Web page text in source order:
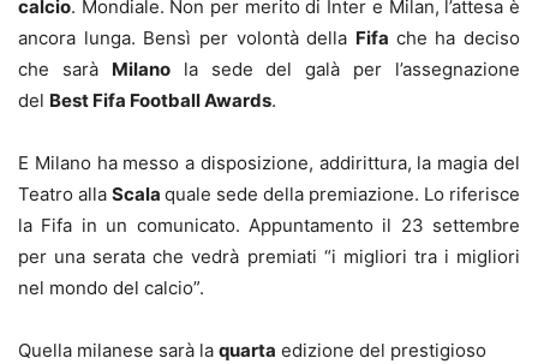
calcio. Mondiale. Non per merito di Inter e Milan, l’attesa è
ancora lunga. Bensì per volontà della Fifa che ha deciso
che sarà Milanola sede del galà per l’assegnazione
del Best Fifa Football Awards.
E Milano ha messo a disposizione, addirittura, la magia del
Teatro alla Scala quale sede della premiazione. Lo riferisce
la Fifa in un comunicato. Appuntamento il 23 settembre
per una serata che vedrà premiati “i migliori tra i migliori
nel mondo del calcio”.
Quella milanese sarà la quarta edizione del prestigioso